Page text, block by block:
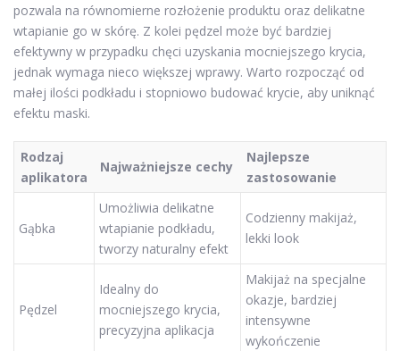
pozwala na równomierne rozłożenie produktu oraz delikatne
wtapianie go w skórę. Z kolei pędzel może być bardziej
efektywny w przypadku chęci uzyskania mocniejszego krycia,
jednak wymaga nieco większej wprawy. Warto rozpocząć od
małej ilości podkładu i stopniowo budować krycie, aby uniknąć
efektu maski.
Rodzaj
aplikatora
Najważniejsze cechy
Najlepsze
zastosowanie
Gąbka
Umożliwia delikatne
wtapianie podkładu,
tworzy naturalny efekt
Codzienny makijaż,
lekki look
Pędzel
Idealny do
mocniejszego krycia,
precyzyjna aplikacja
Makijaż na specjalne
okazje, bardziej
intensywne
wykończenie